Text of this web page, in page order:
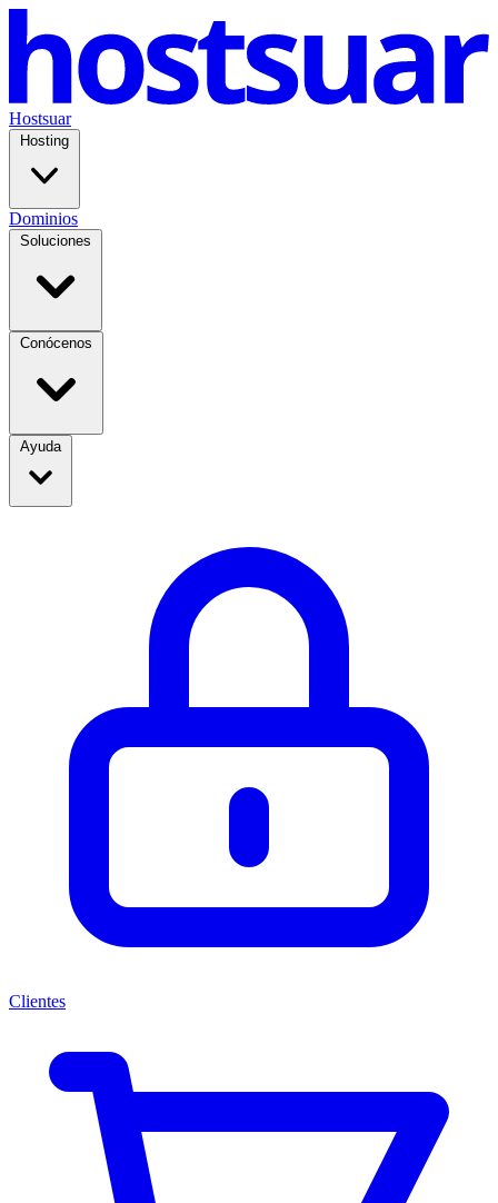
Hostsuar
Hosting
Dominios
Soluciones
Conócenos
Ayuda
Clientes